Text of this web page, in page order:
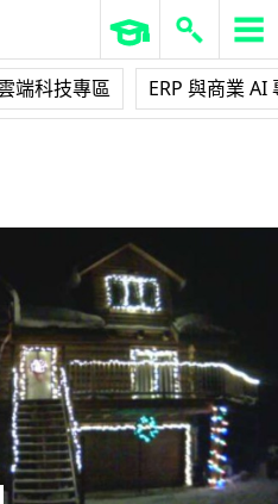
端科技專區 ERP 與商業 AI